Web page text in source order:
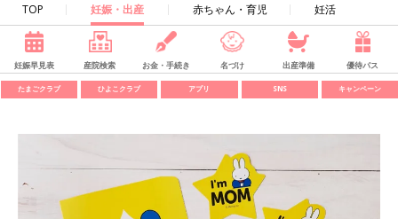
TOP 妊娠・出産 赤ちゃん・育児 妊活
妊娠早見表 産院検索 お金・手続き 名づけ 出産準備 優待パス
たまごクラブ ひよこクラブ アプリ SNS キャンペーン